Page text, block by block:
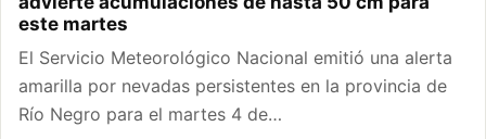
este martes
El Servicio Meteorológico Nacional emitió una alerta
amarilla por nevadas persistentes en la provincia de
Río Negro para el martes 4 de…